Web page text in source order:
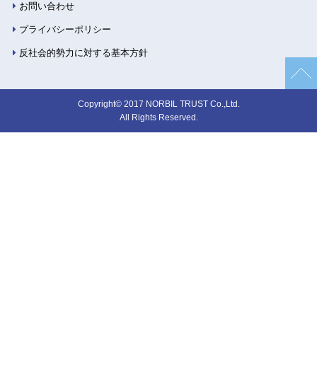
お問い合わせ
プライバシーポリシー
反社会的勢力に対する基本方針
Copyright© 2017 NORBIL TRUST Co.,Ltd.
All Rights Reserved.